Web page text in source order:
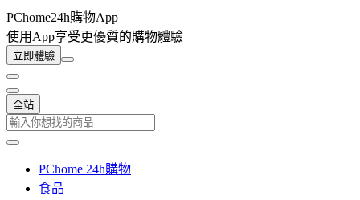
PChome24h購物App
使用App享受更優質的購物體驗
立即體驗
全站
PChome 24h購物
食品